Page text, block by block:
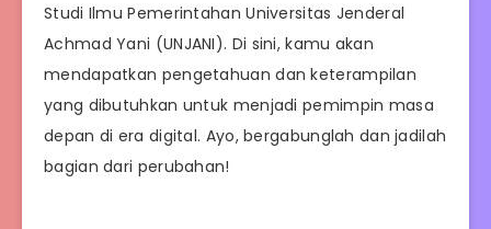
Studi Ilmu Pemerintahan Universitas Jenderal
Achmad Yani (UNJANI). Di sini, kamu akan
mendapatkan pengetahuan dan keterampilan
yang dibutuhkan untuk menjadi pemimpin masa
depan di era digital. Ayo, bergabunglah dan jadilah
bagian dari perubahan!